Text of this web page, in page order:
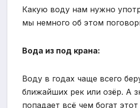
Какую воду нам нужно
мы немного об этом
Вода из под крана:
Воду в годах чаще всего
ближайших рек или озёр. А
попадает всё чем богат